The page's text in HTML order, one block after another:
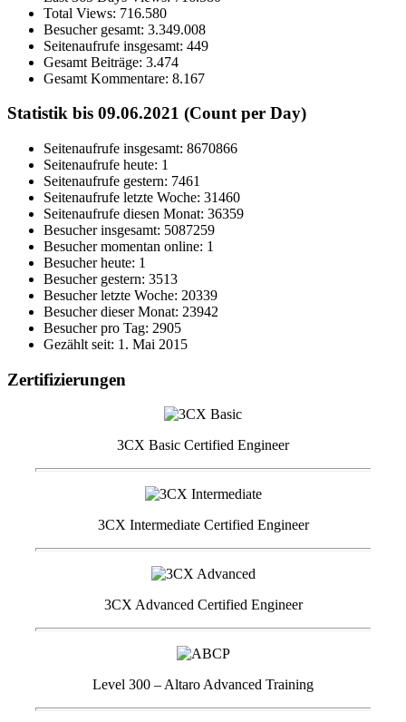
Total Views: 716.580
Besucher gesamt: 3.349.008
Seitenaufrufe insgesamt: 449
Gesamt Beiträge: 3.474
Gesamt Kommentare: 8.167
Statistik bis 09.06.2021 (Count per Day)
Seitenaufrufe insgesamt: 8670866
Seitenaufrufe heute: 1
Seitenaufrufe gestern: 7461
Seitenaufrufe letzte Woche: 31460
Seitenaufrufe diesen Monat: 36359
Besucher insgesamt: 5087259
Besucher momentan online: 1
Besucher heute: 1
Besucher gestern: 3513
Besucher letzte Woche: 20339
Besucher dieser Monat: 23942
Besucher pro Tag: 2905
Gezählt seit: 1. Mai 2015
Zertifizierungen
3CX Basic Certified Engineer
3CX Intermediate Certified Engineer
3CX Advanced Certified Engineer
Level 300 – Altaro Advanced Training